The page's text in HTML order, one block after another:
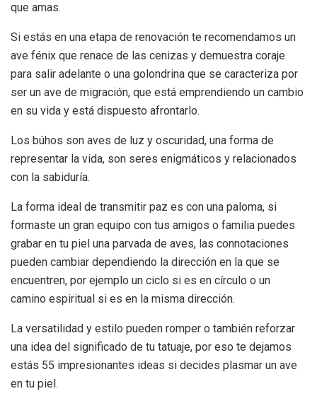
que amas.
Si estás en una etapa de renovación te recomendamos un
ave fénix que renace de las cenizas y demuestra coraje
para salir adelante o una golondrina que se caracteriza por
ser un ave de migración, que está emprendiendo un cambio
en su vida y está dispuesto afrontarlo.
Los búhos son aves de luz y oscuridad, una forma de
representar la vida, son seres enigmáticos y relacionados
con la sabiduría.
La forma ideal de transmitir paz es con una paloma, si
formaste un gran equipo con tus amigos o familia puedes
grabar en tu piel una parvada de aves, las connotaciones
pueden cambiar dependiendo la dirección en la que se
encuentren, por ejemplo un ciclo si es en círculo o un
camino espiritual si es en la misma dirección.
La versatilidad y estilo pueden romper o también reforzar
una idea del significado de tu tatuaje, por eso te dejamos
estás 55 impresionantes ideas si decides plasmar un ave
en tu piel.